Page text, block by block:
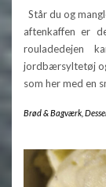
Står du og
aftenkaffen er
rouladedejen
jordbærsyltetøj
som her med en
Brød & Bagværk